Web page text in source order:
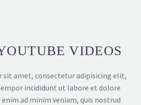
VIDEOS
sit amet, consectetur adipisicing elit,
incididunt ut labore et dolore
enim ad minim veniam, quis nostrud